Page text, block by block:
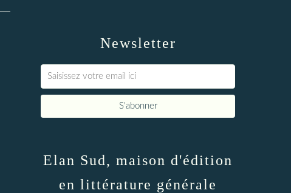
Newsletter
Elan Sud, maison d'édition
en littérature générale